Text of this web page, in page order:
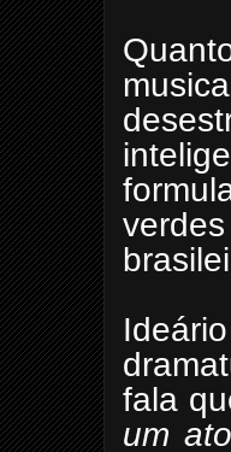
fala
um